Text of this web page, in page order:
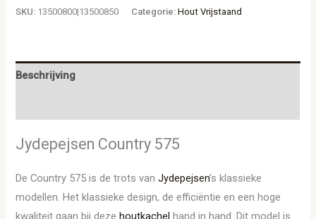
SKU: 13500800|13500850 Categorie:Hout Vrijstaand
Beschrijving
Jydepejsen Country 575
De Country 575 is de trots vanJydepejsen’s klassieke
modellen. Het klassieke design, de efficiëntie en een hoge
kwaliteit gaan bij dezehoutkachel hand in hand. Dit model is